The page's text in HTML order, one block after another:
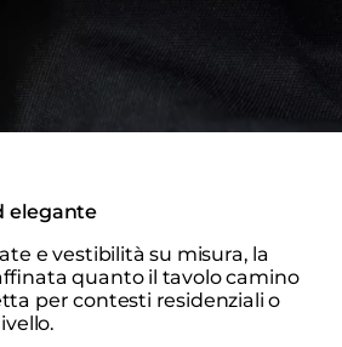
elegante
e vestibilità su misura, la
quanto il tavolo camino
per contesti residenziali o